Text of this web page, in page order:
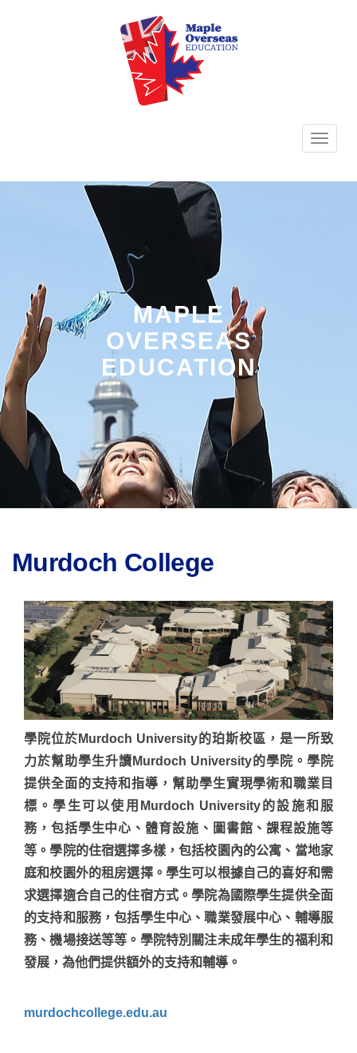
MAPLE
OVERSEAS
EDUCATION
Murdoch College
學院位於Murdoch University的珀斯校區，是一所致
力於幫助學生升讀Murdoch University的學院。學院
提供全面的支持和指導，幫助學生實現學術和職業目
標。學生可以使用Murdoch University的設施和服
務，包括學生中心、體育設施、圖書館、課程設施等
等。學院的住宿選擇多樣，包括校園內的公寓、當地家
庭和校園外的租房選擇。學生可以根據自己的喜好和需
求選擇適合自己的住宿方式。學院為國際學生提供全面
的支持和服務，包括學生中心、職業發展中心、輔導服
務、機場接送等等。學院特別關注未成年學生的福利和
發展，為他們提供額外的支持和輔導。
murdochcollege.edu.au